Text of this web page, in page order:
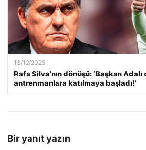
13/12/2025
Rafa Silva’nın dönüşü: ‘Başkan
antrenmanlara katılmaya başladı!’
Bir yanıt yazın